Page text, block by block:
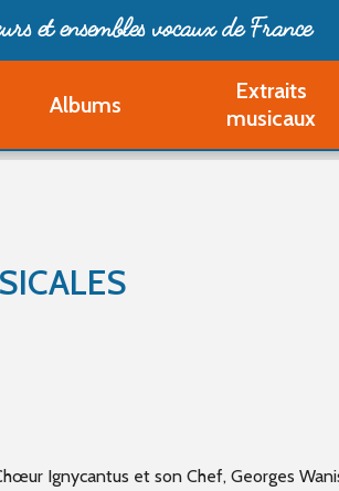
et ensembles vocaux de France
Albums
Extraits
musicaux
Ignycantus et son Chef, Georges